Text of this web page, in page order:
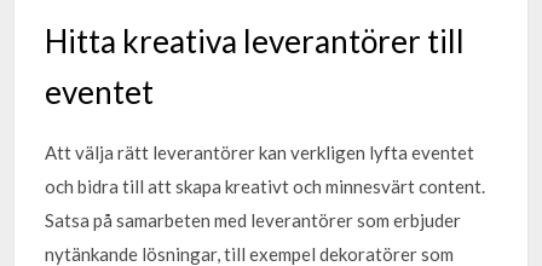
Hitta kreativa leverantörer till
eventet
Att välja rätt leverantörer kan verkligen lyfta eventet
och bidra till att skapa kreativt och minnesvärt content.
Satsa på samarbeten med leverantörer som erbjuder
nytänkande lösningar, till exempel dekoratörer som